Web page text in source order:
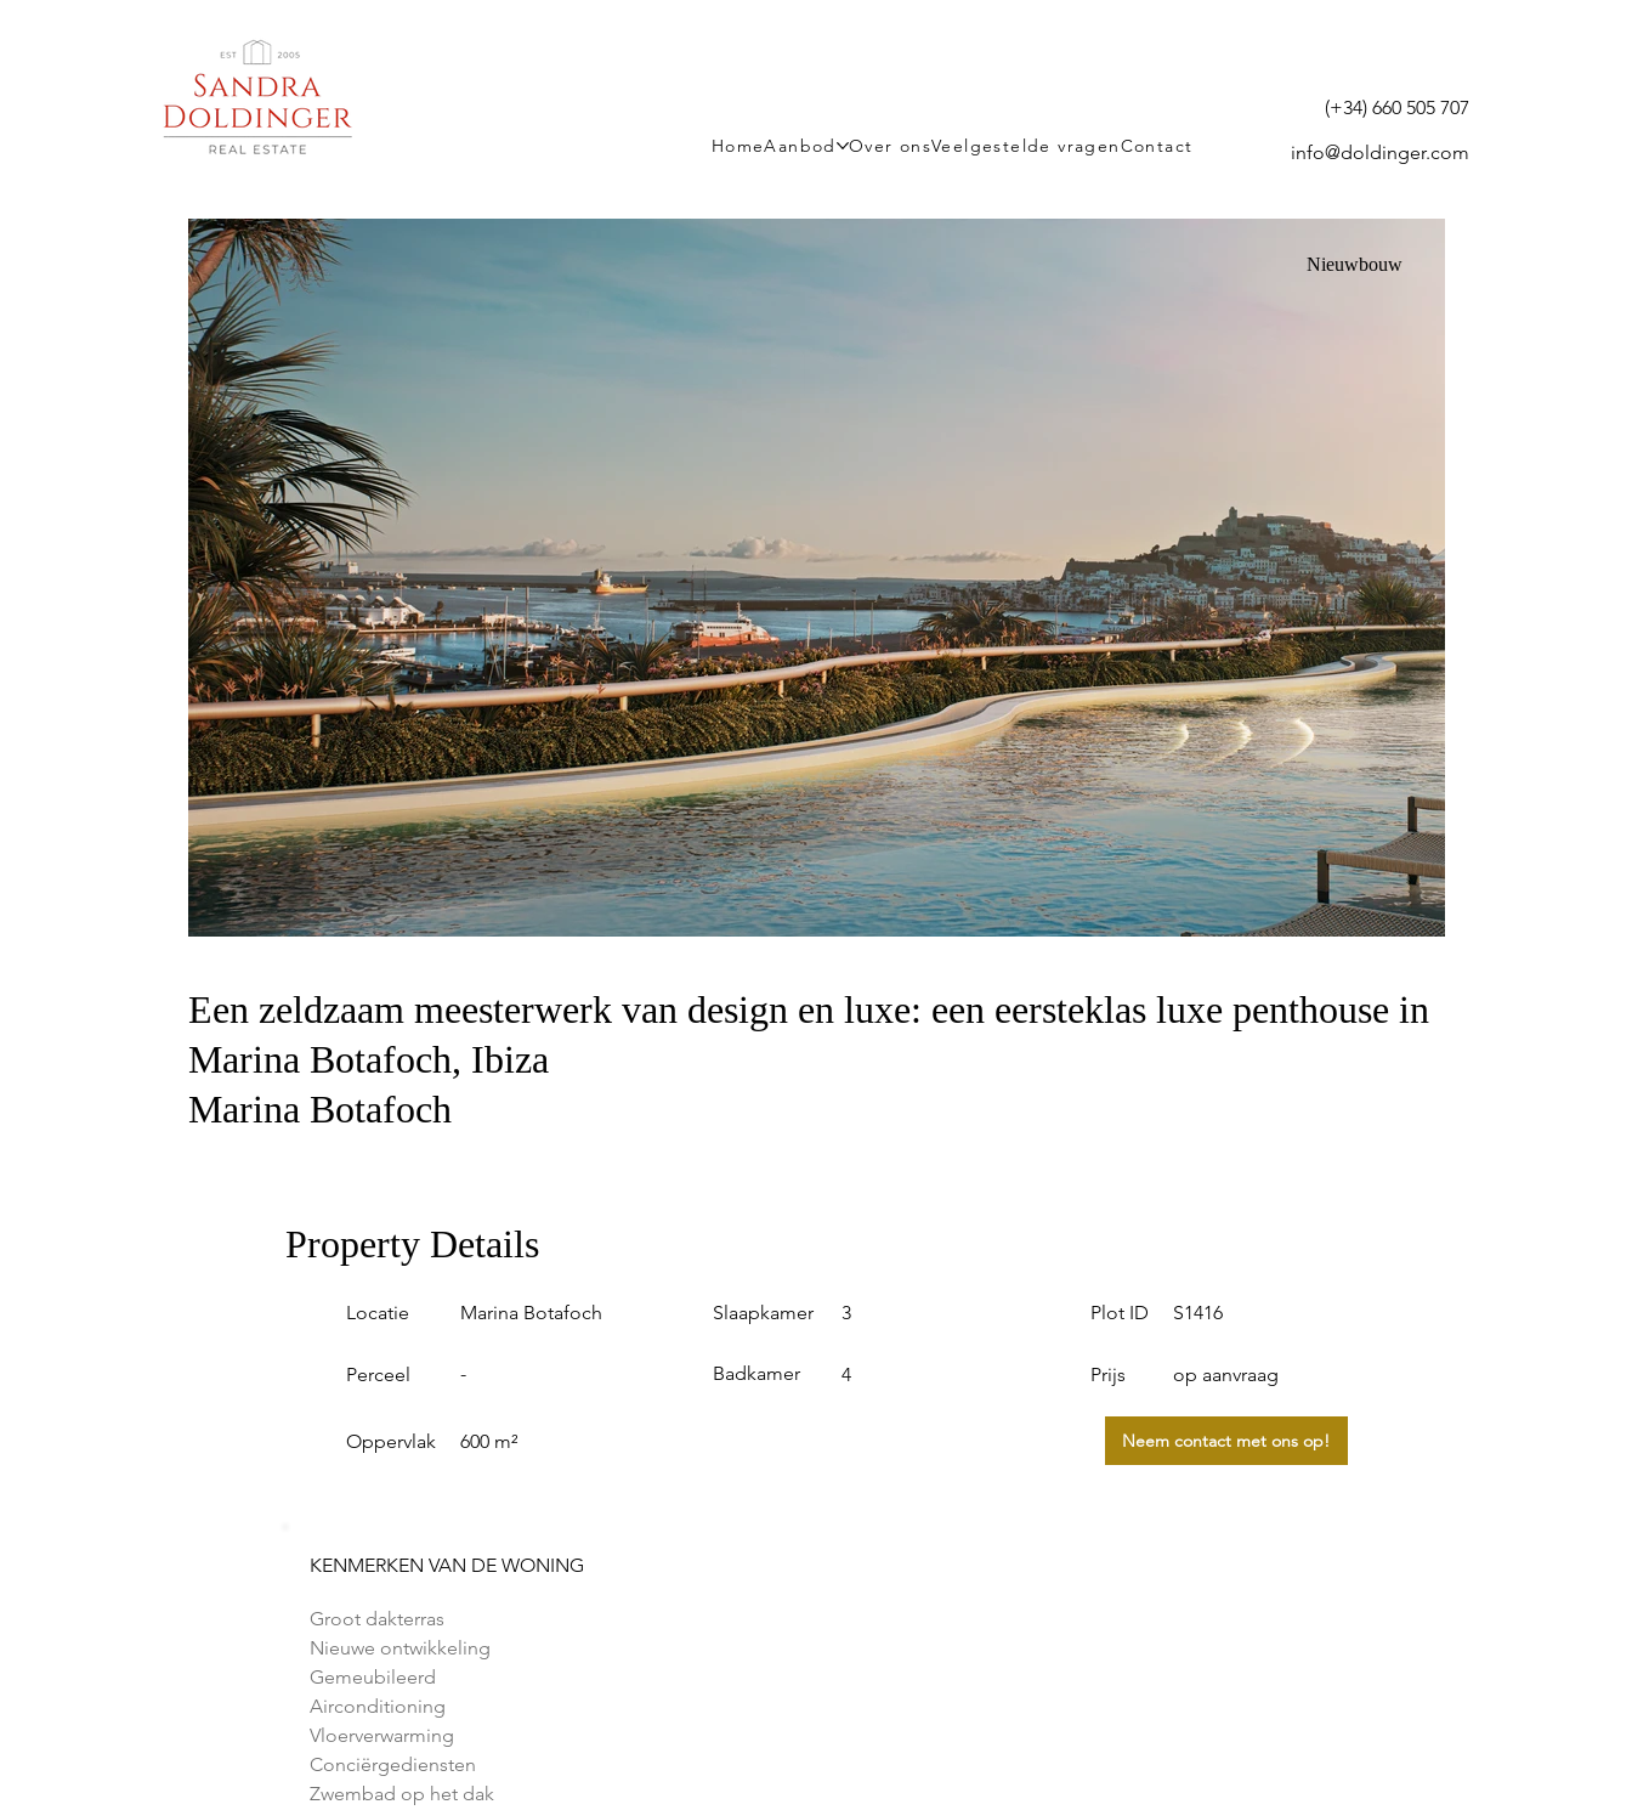
HomeAanbod Over onsVeelgestelde vragenContact info@doldinger.com
(+34) 660 505 707
Nieuwbouw
Een zeldzaam meesterwerk van design en luxe: een eersteklas luxe penthouse in
Marina Botafoch, Ibiza
Marina Botafoch
Property Details
Locatie
Perceel
Oppervlak
Marina Botafoch
-
600 m²
Slaapkamer
Badkamer
3
4
Plot ID
Prijs
S1416
op aanvraag
Neem contact met ons op!
KENMERKEN VAN DE WONING
Groot dakterras
Nieuwe ontwikkeling
Gemeubileerd
Airconditioning
Vloerverwarming
Conciërgediensten
Zwembad op het dak